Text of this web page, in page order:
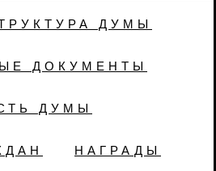
ДУМЫ
ДОКУМЕНТЫ
ДУМЫ
НАГРАДЫ